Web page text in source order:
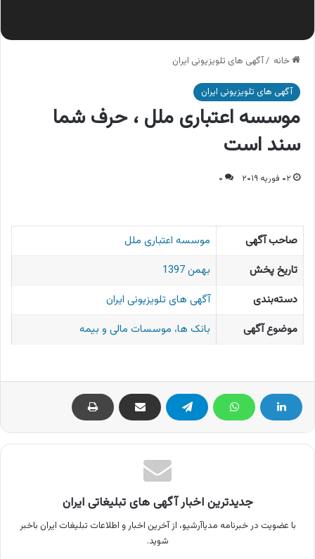
خانه /آگهی های تلویزیونی ایران
آگهی های تلویزیونی ایران
موسسه اعتباری ملل ، حرف شما
سند است
۰۲ فوریه ۲۰۱۹ ۰
صاحب آگهی
موسسه اعتباری ملل
تاریخ پخش
بهمن 1397
دسته‌بندی
آگهی های تلویزیونی ایران
موضوع آگهی
بانک ها، موسسات مالی و بیمه
جدیدترین اخبار آگهی های تبلیغاتی ایران
با عضویت در خبرنامه مدیاآرشیو، از آخرین اخبار و اطلاعات تبلیغات ایران باخبر
شوید.